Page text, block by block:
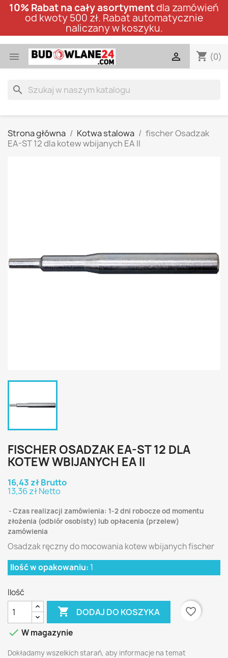
10% Rabat na cały asortymentdla zamówień
od kwoty 500 zł. Rabat automatycznie
naliczany w koszyku.
 shopping_cart (0)

search
Strona główna Kotwa stalowa
fischer Osadzak
EA-ST 12 dla kotew wbijanych EA II
FISCHER OSADZAK EA-ST 12 DLA
KOTEW WBIJANYCH EA II
16,43 zł Brutto
13,36 zł Netto
Czas realizacji zamówienia: 1-2 dni robocze od momentu
złożenia (odbiór osobisty) lub opłacenia (przelew)
zamówienia
Osadzak ręczny do mocowania kotew wbijanych fischer
Ilość w opakowaniu: 1
Ilość
 DODAJ DO KOSZYKA
favorite_border
 W magazynie
Dokładamy wszelkich starań, aby informacje na temat